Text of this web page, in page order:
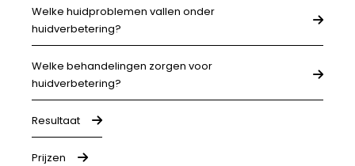
Welke huidproblemen vallen onder
huidverbetering?
Welke behandelingen zorgen voor
huidverbetering?
Resultaat
Prijzen